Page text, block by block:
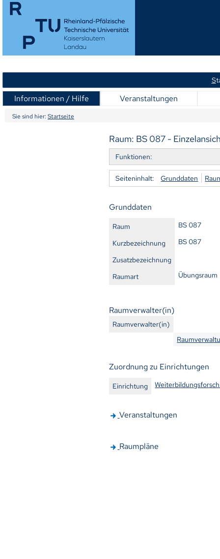
S
Informationen / Hilfe Veranstaltungen
Sie sind hier: Startseite
Raum: BS 087 -
Funktionen:
Seiteninhalt: Grunddaten
Grunddaten
Raum
BS 087
Kurzbezeichnung
BS 087
Zusatzbezeichnung
Raumart
Übungsraum
Raumverwalter(in)
Raumverwalter(in)
Zuordnung zu Einrichtungen
Einrichtung
Veranstaltungen
Raumpläne